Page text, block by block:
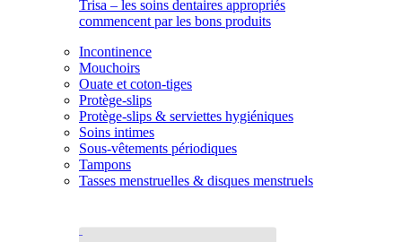
Trisa – les soins dentaires appropriés
commencent par les bons produits
Incontinence
Mouchoirs
Ouate et coton-tiges
Protège-slips
Protège-slips & serviettes hygiéniques
Soins intimes
Sous-vêtements périodiques
Tampons
Tasses menstruelles & disques menstruels